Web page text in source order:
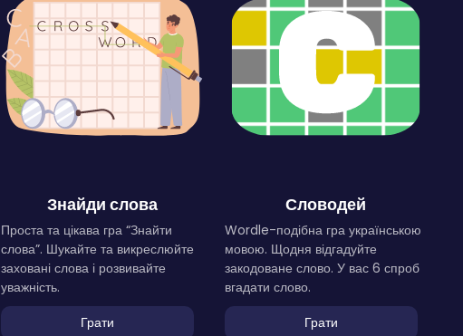
Знайди слова
Проста та цікава гра “Знайти
слова”. Шукайте та викреслюйте
заховані слова і розвивайте
уважність.
Грати
Словодей
Wordle-подібна гра українською
мовою. Щодня відгадуйте
закодоване слово. У вас 6 спроб
вгадати слово.
Грати